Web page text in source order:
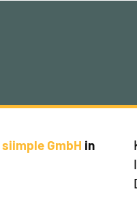
siimple GmbH in